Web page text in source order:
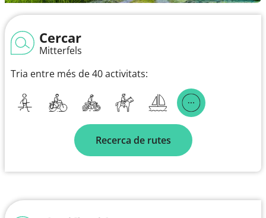
Cercar
Mitterfels
Tria entre més de 40 activitats:
Recerca de rutes